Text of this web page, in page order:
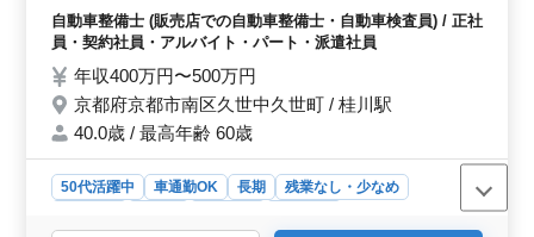
を活かしながら新たな仲間と共に働ける環境が整ってい
ます。
検整備、分解整備、車検整備 ・部品の交
換、取付け、補修 等 ＊40代、50代以上の方
もご活躍中です！ ＊残業少なめ、ご自身の
プライベート時間も充実◎ 長期経験者様、
検査員資格保有者様は優遇いたします！ 皆
様のご応募、お待ちしております！
自動車整備士 (販売店での自動車整備士・自動車検査員) / 正社
員・契約社員・アルバイト・パート・派遣社員
年収400万円〜500万円
京都府京都市南区久世中久世町 / 桂川駅
40.0歳 / 最高年齢 60歳
50代活躍中 車通勤OK 長期
残業なし・少なめ